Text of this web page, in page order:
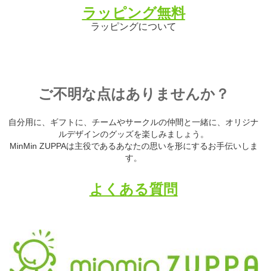
ラッピング無料
ラッピングについて
ご不明な点はありませんか？
自分用に、ギフトに、チームやサークルの仲間と一緒に、オリジナ
ルデザインのグッズを楽しみましょう。
MinMin ZUPPAは主役であるあなたの思いを形にするお手伝いしま
す。
よくある質問